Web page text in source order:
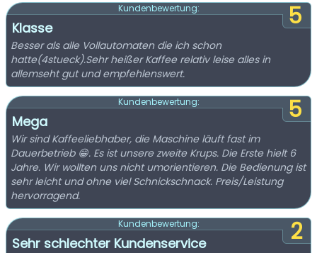
5
Kundenbewertung:
Klasse
Besser als alle Vollautomaten die ich schon
hatte(4stueck).Sehr heißer Kaffee relativ leise alles in
allemseht gut und empfehlenswert.
5
Kundenbewertung:
Mega
Wir sind Kaffeeliebhaber, die Maschine läuft fast im
Dauerbetrieb 😁. Es ist unsere zweite Krups. Die Erste hielt 6
Jahre. Wir wollten uns nicht umorientieren. Die Bedienung ist
sehr leicht und ohne viel Schnickschnack. Preis/Leistung
hervorragend.
2
Kundenbewertung:
Sehr schlechter Kundenservice